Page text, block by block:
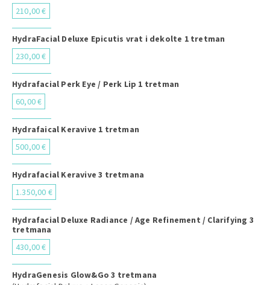
210,00 €
HydraFacial Deluxe Epicutis vrat i dekolte 1 tretman
230,00 €
Hydrafacial Perk Eye / Perk Lip 1 tretman
60,00 €
Hydrafaical Keravive 1 tretman
500,00 €
Hydrafacial Keravive 3 tretmana
1.350,00 €
Hydrafacial Deluxe Radiance / Age Refinement / Clarifying 3
tretmana
430,00 €
HydraGenesis Glow&Go 3 tretmana